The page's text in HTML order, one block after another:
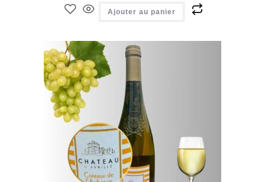
Ajouter au panier